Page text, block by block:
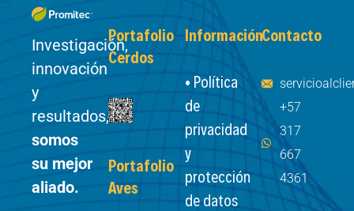
Investigación,
innovación
y
resultados,
somos
su mejor
aliado.
Portafolio
Cerdos
Portafolio
Aves
Información
• Política
de
privacidad
y
protección
de datos
Contacto
+57
317
667
4361